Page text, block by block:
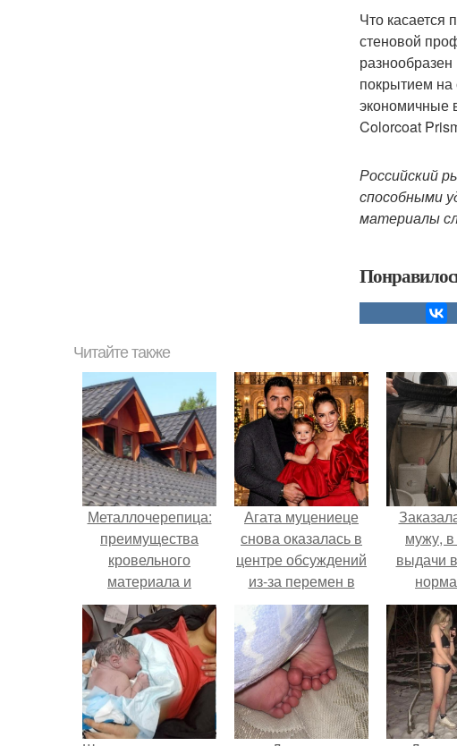
Что
стеновой
покрытием на
экономичные
Colorcoat
Российский
способными
материалы
Читайте также
Металлочерепица:
преимущества
кровельного
материала и
особенности его
монтажа
Агата муцениеце
снова оказалась в
центре обсуждений
из-за перемен в
личной жизни.
мужу, в
выдачи
хорошо,